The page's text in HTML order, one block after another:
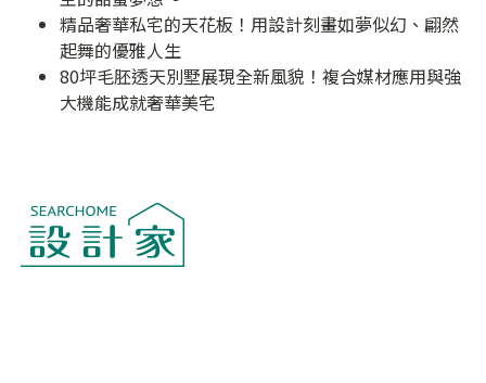
精品奢華私宅的天花板！用設計刻畫如夢似幻、翩然
起舞的優雅人生
80坪毛胚透天別墅展現全新風貌！複合媒材應用與強
大機能成就奢華美宅